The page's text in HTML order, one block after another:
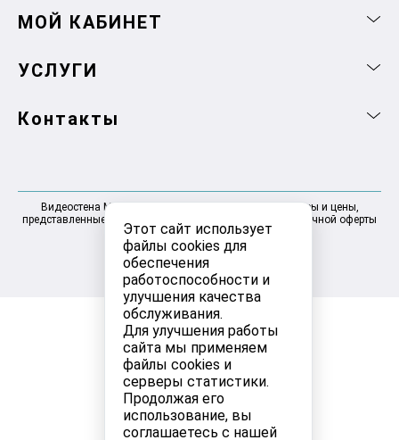
Этот сайт использует
файлы cookies для
обеспечения
работоспособности и
улучшения качества
обслуживания.
Для улучшения работы
сайта мы применяем
файлы cookies и
серверы статистики.
Продолжая его
использование, вы
соглашаетесь с нашей
МОЙ КАБИНЕТ
УСЛУГИ
Контакты
Видеостена Москва 2025-2026 © Информация, товары и цены,
представленные на сайте, не являются договором публичной оферты